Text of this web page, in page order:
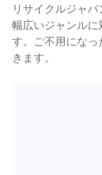
リサイクルジャパ
幅広いジャンル
す。ご不用にな
きます。